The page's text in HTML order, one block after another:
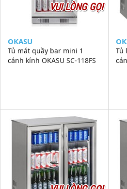
VUI LÒNG GỌI
OKASU
Tủ mát quầy bar mini 1
cánh kính OKASU SC-118FS
Tủ